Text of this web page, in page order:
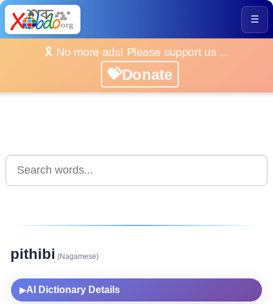
☰
🎗️ No more ads! Please support us ...
💝Donate
pithibi (Nagamese)
▶AI Dictionary Details